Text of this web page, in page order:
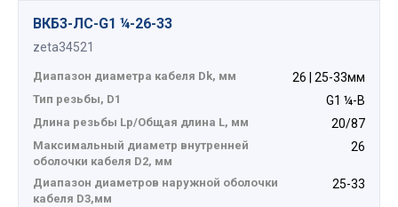
ВКБ3-ЛС-G1 ¼-26-33
zeta34521
Диапазон диаметра кабеля Dk, мм 26 | 25-33мм
Тип резьбы, D1 G1 ¼-B
Длина резьбы Lp/Общая длина L, мм 20/87
Максимальный диаметр внутренней
оболочки кабеля D2, мм
26
Диапазон диаметров наружной оболочки
кабеля D3,мм
25-33